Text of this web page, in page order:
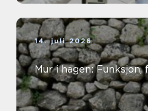
14. juli 2026
Mur i hagen: